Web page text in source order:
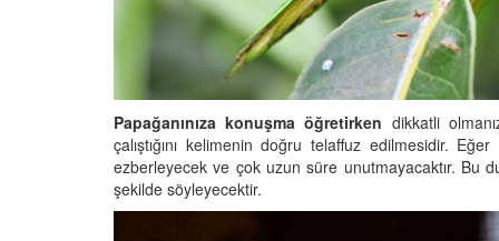
Papağanınıza konuşma öğretirken dikkatli
çalıştığını kelimenin doğru telaffuz edilmesidir.
ezberleyecek ve çok uzun süre unutmayacaktır. Bu
şekilde söyleyecektir.